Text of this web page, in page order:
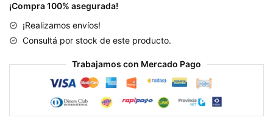
¡Compra 100% asegurada!
¡Realizamos envíos!
Consultá por stock de este producto.
Trabajamos con Mercado Pago